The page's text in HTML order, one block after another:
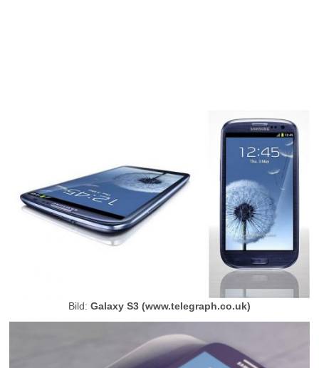
Bild: Galaxy S3 (www.telegraph.co.uk)